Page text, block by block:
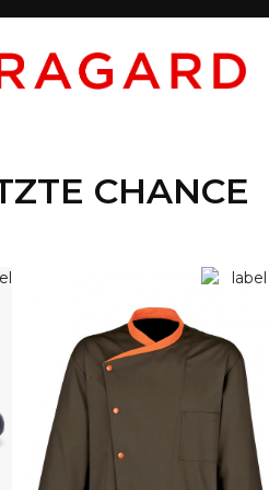
CHANCE